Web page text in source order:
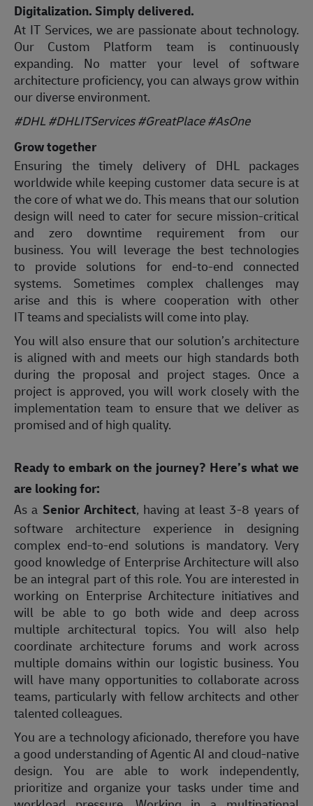
Digitalization. Simply delivered.
At IT Services, we are passionate about technology.
Our Custom Platform team is continuously
expanding. No matter your level of software
architecture proficiency, you can always grow within
our diverse environment.
#DHL #DHLITServices #GreatPlace#AsOne
Grow together
Ensuring the timely delivery of DHL packages
worldwide while keeping customer data secure is at
the core of what we do. This means that our solution
design will need to cater for secure mission-critical
and zero downtime requirement from our
business. You will leverage the best technologies
to provide solutions for end-to-end connected
systems. Sometimes complex challenges may
arise and this is where cooperation with other
IT teams and specialists will come into play.
You will also ensure that our solution’s architecture
is aligned with and meets our high standards both
during the proposal and project stages. Once a
project is approved, you will work closely with the
implementation team to ensure that we deliver as
promised and of high quality.
Ready to embark on the journey? Here’s what we
are looking for:
As a Senior Architect, having at least 3-8 years of
software architecture experience in designing
complex end-to-end solutions is mandatory. Very
good knowledge of Enterprise Architecture will also
be an integral part of this role. You are interested in
working on Enterprise Architecture initiatives and
will be able to go both wide and deep across
multiple architectural topics. You will also help
coordinate architecture forums and work across
multiple domains within our logistic business. You
will have many opportunities to collaborate across
teams, particularly with fellow architects and other
talented colleagues.
You are a technology aficionado, therefore you have
a good understanding of Agentic AI and cloud-native
design. You are able to work independently,
prioritize and organize your tasks under time and